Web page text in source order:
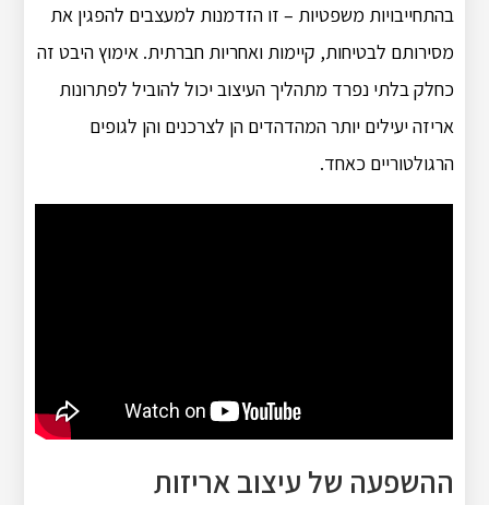
בהתחייבויות משפטיות – זו הזדמנות למעצבים להפגין את
מסירותם לבטיחות, קיימות ואחריות חברתית.אימוץ היבט זה
כחלק בלתי נפרד מתהליך העיצוב יכול להוביל לפתרונות
אריזה יעילים יותר המהדהדים הן לצרכנים והן לגופים
הרגולטוריים כאחד.
ההשפעה של עיצוב אריזות